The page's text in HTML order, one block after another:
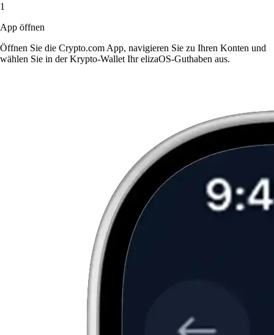
1
App öffnen
Öffnen Sie die Crypto.com App, navigieren Sie zu Ihren Konten und
wählen Sie in der Krypto-Wallet Ihr elizaOS-Guthaben aus.